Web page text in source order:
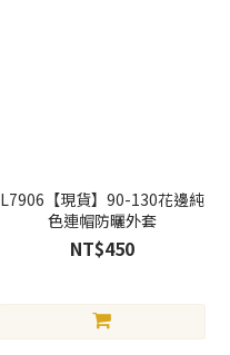
L7906【現貨】90-130花邊純
色連帽防曬外套
NT$450